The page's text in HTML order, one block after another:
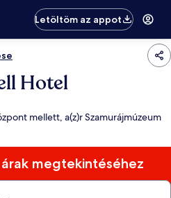
Letöltöm az appot
Hotel
mellett, a(z)r Szamurájmúzeum
megtekintéséhez